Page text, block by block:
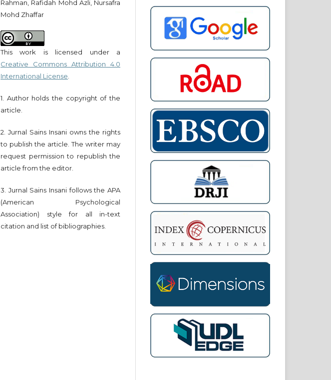
Rahman, Rafidah Mohd Azli, Nursafra
Mohd Zhaffar
This work is licensed under a
Creative Commons Attribution 4.0
International License
1. Author holds the copyright of the
article.
2. Jurnal Sains Insani owns the rights
to publish the article. The writer may
request permission to republish the
article from the editor.
3. Jurnal Sains Insani follows the APA
(American Psychological
Association) style for all in-text
citation and list of bibliographies.